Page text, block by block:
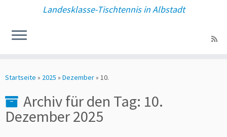
Landesklasse-Tischtennis in Albstadt
Startseite » 2025 » Dezember» 10.
Archiv für den Tag: 10.
Dezember 2025